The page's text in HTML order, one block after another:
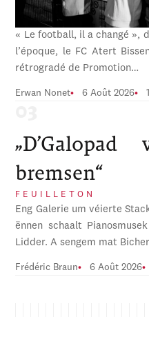
« Le football, il a changé »,
l’époque, le FC Atert
rétrogradé de Promotion…
Erwan Nonet 6 Août 2026
bremsen“
FEUILLETON
Eng Galerie um véierte
ënnen schaalt
Lidder. A sengem mat
Frédéric Braun 6 Août 2026